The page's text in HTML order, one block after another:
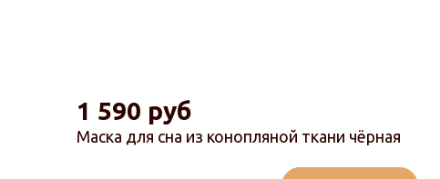
Маска для сна из конопляной ткани чёрная
1 590 руб